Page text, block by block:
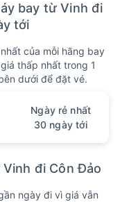
9
-
29
16
-
7
17
8
18
-
31
bay từ Vinh đi
tới
của mỗi hãng bay
thấp nhất trong 1
dưới để đặt vé.
Ngày rẻ nhất
30 ngày tới
đi Côn Đảo
ngày đi vì giá vẫn